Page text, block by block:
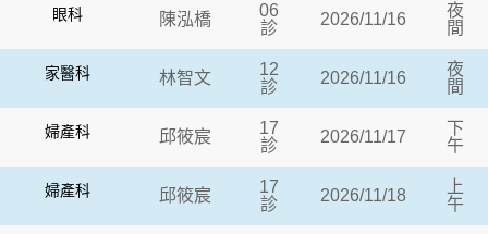
眼科 陳泓橋
06
診
2026/11/16
夜
間
家醫科 林智文
12
診
2026/11/16
夜
間
婦產科 邱筱宸
17
診
2026/11/17
下
午
婦產科 邱筱宸
17
診
2026/11/18
上
午